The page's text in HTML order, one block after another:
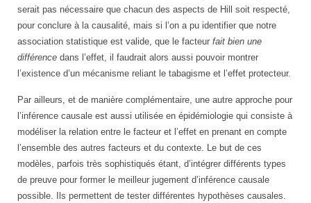
serait pas nécessaire que chacun des aspects de Hill soit respecté,
pour conclure à la causalité, mais si l’on a pu identifier que notre
association statistique est valide, que le facteur fait bien une
différence dans l’effet, il faudrait alors aussi pouvoir montrer
l’existence d’un mécanisme reliant le tabagisme et l’effet protecteur.
Par ailleurs, et de manière complémentaire, une autre approche pour
l’inférence causale est aussi utilisée en épidémiologie qui consiste à
modéliser la relation entre le facteur et l’effet en prenant en compte
l’ensemble des autres facteurs et du contexte. Le but de ces
modèles, parfois très sophistiqués étant, d’intégrer différents types
de preuve pour former le meilleur jugement d’inférence causale
possible. Ils permettent de tester différentes hypothèses causales.